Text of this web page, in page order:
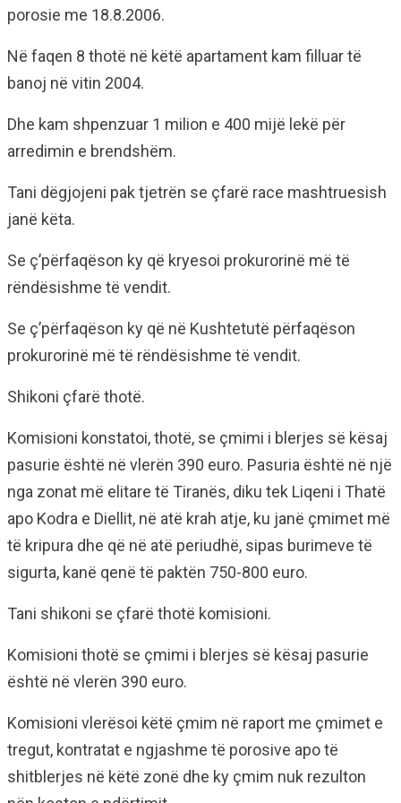
porosie me 18.8.2006.
Në faqen 8 thotë në këtë apartament kam filluar të
banoj në vitin 2004.
Dhe kam shpenzuar 1 milion e 400 mijë lekë për
arredimin e brendshëm.
Tani dëgjojeni pak tjetrën se çfarë race mashtruesish
janë këta.
Se ç’përfaqëson ky që kryesoi prokurorinë më të
rëndësishme të vendit.
Se ç’përfaqëson ky që në Kushtetutë përfaqëson
prokurorinë më të rëndësishme të vendit.
Shikoni çfarë thotë.
Komisioni konstatoi, thotë, se çmimi i blerjes së kësaj
pasurie është në vlerën 390 euro. Pasuria është në një
nga zonat më elitare të Tiranës, diku tek Liqeni i Thatë
apo Kodra e Diellit, në atë krah atje, ku janë çmimet më
të kripura dhe që në atë periudhë, sipas burimeve të
sigurta, kanë qenë të paktën 750-800 euro.
Tani shikoni se çfarë thotë komisioni.
Komisioni thotë se çmimi i blerjes së kësaj pasurie
është në vlerën 390 euro.
Komisioni vlerësoi këtë çmim në raport me çmimet e
tregut, kontratat e ngjashme të porosive apo të
shitblerjes në këtë zonë dhe ky çmim nuk rezulton